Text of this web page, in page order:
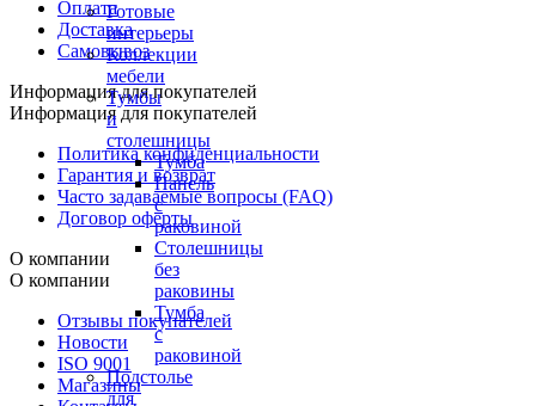
Готовые
интерьеры
Коллекции
мебели
Тумбы
и
столешницы
Тумба
Панель
с
раковиной
Столешницы
без
раковины
Тумба
с
раковиной
Подстолье
для
Оплата
Доставка
Самовывоз
Информация для покупателей
Информация для покупателей
Политика конфиденциальности
Гарантия и возврат
Часто задаваемые вопросы (FAQ)
Договор оферты
О компании
О компании
Отзывы покупателей
Новости
ISO 9001
Магазины